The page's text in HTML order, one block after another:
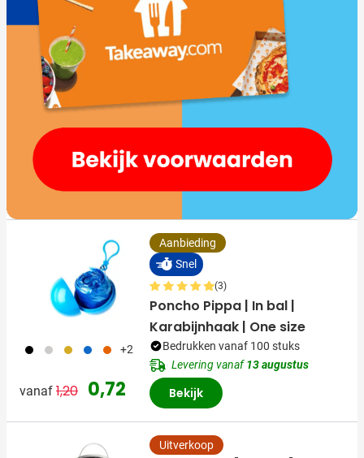
001 002 006 018 007 +2
vanaf Normale prijs
1,20 Speciale prijs
0,72
Aanbieding
Snel
(3)
Poncho Pippa | In bal |
Karabijnhaak | One size
Bedrukken vanaf 100 stuks
Levering vanaf13 augustus
Bekijk
Uitverkoop